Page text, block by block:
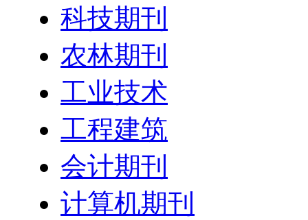
科技期刊
农林期刊
工业技术
工程建筑
会计期刊
计算机期刊